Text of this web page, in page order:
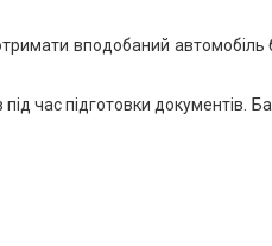
вподобаний автомобіль
час підготовки документів.